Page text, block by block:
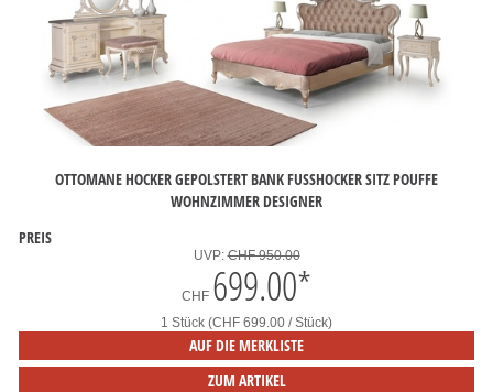
OTTOMANE HOCKER GEPOLSTERT BANK FUSSHOCKER SITZ POUFFE W
OHNZIMMER DESIGNER
PREIS
UVP:CHF 950.00
CHF 699.00*
1 Stück (CHF 699.00 / Stück)
AUF DIE MERKLISTE
ZUM ARTIKEL